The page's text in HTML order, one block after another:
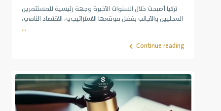
تركيا أصبحت خلال السنوات الأخيرة وجهة رئيسية للمستثمرين
المحليين والأجانب بفضل موقعها الاستراتيجي، الاقتصاد النامي،
...
Continue reading